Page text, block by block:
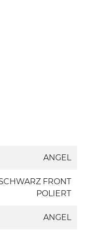
ANGEL
FRONT
POLIERT
ANGEL